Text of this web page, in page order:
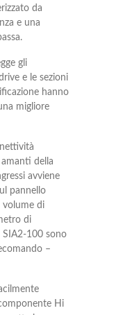
da
e una
gli
e le sezioni
hanno
migliore
della
avviene
pannello
volume di
di
SIA2-100 sono
–
Hi